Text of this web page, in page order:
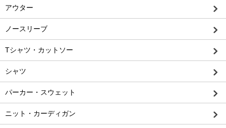
アウター
ノースリーブ
Tシャツ・カットソー
シャツ
パーカー・スウェット
ニット・カーディガン